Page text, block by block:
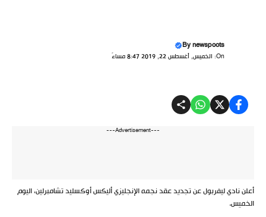
Bynewspoots
On: الخميس, أغسطس 22, 2019 8:47 مساءً
---Advertisement---
أعلن نادي ليفربول عن تجديد عقد نجمه الإنجليزي أليكس أوكسليد تشامبرلين، اليوم
الخميس.